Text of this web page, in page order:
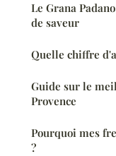
Le Grana
de saveur
Quelle chiffre
Guide sur le
Provence
Pourquoi mes
?